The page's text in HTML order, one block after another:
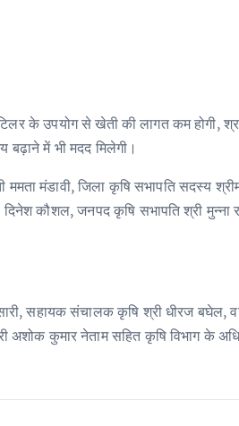
के उपयोग से खेती की लागत कम होगी,
बढ़ाने में भी मदद मिलेगी।
ममता मंडावी, जिला कृषि सभापति सदस्य
कौशल, जनपद कृषि सभापति श्री
सहायक संचालक कृषि श्री धीरज बघेल,
अशोक कुमार नेताम सहित कृषि विभाग के